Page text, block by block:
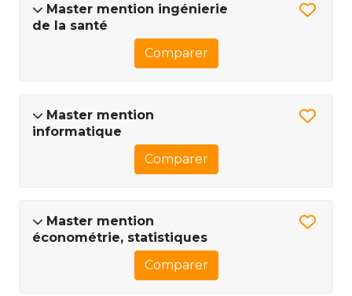
Master mention ingénierie
de la santé
Comparer
Master mention
informatique
Comparer
Master mention
économétrie, statistiques
Comparer